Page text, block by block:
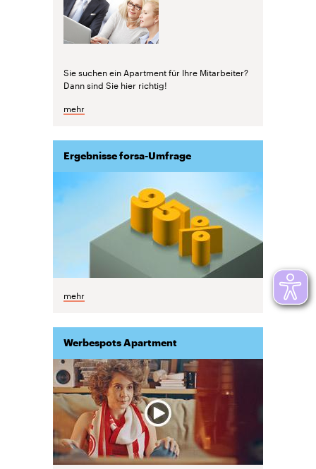
Sie suchen ein Apartment für Ihre Mitarbeiter?
Dann sind Sie hier richtig!
mehr
Ergebnisse forsa-Umfrage
mehr
Werbespots Apartment